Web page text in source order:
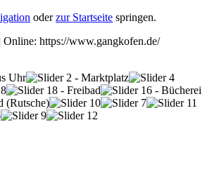
oderzur Startseite springen.
| Online: https://www.gangkofen.de/